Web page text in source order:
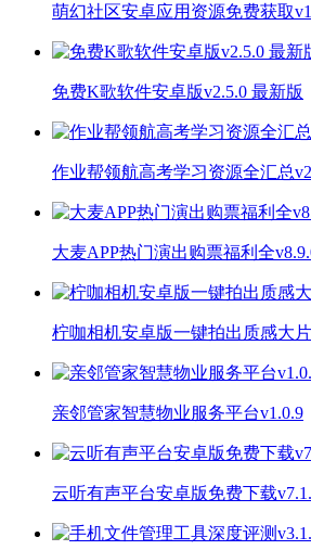
萌幻社区安卓应用资源免费获取
免费K歌软件安卓版v2.5.0 最新版
作业帮领航高考学习资源全汇总
大麦APP热门演出购票福利全
柠咖相机安卓版一键拍出质感大
亲邻管家智慧物业服务平台v1.0.9
云听有声平台安卓版免费下载